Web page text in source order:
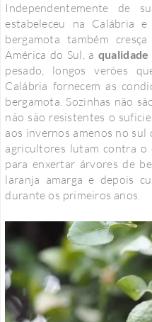
Independentemente de
estabeleceu na Calábria
bergamota também
América do Sul, a qualidade
pesado, longos verões
Calábria fornecem as
bergamota. Sozinhas não
não são resistentes o
aos invernos amenos no sul
agricultores lutam contra o
para enxertar árvores de
laranja amarga e depois
durante os primeiros anos.